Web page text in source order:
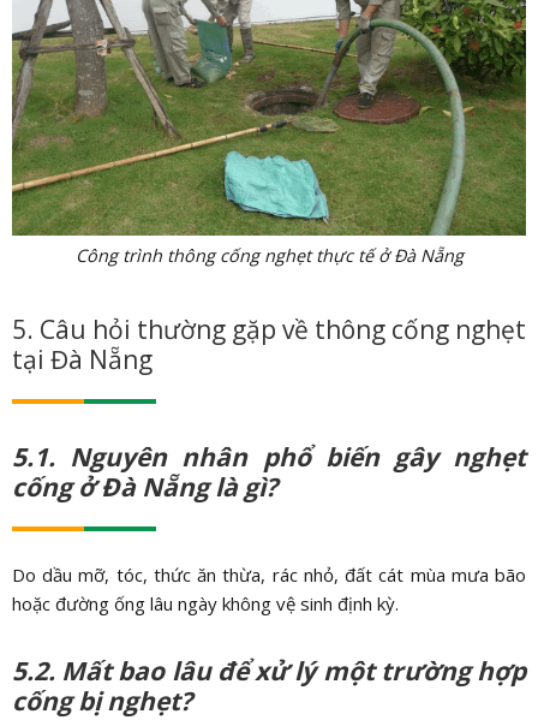
Công trình thông cống nghẹt thực tế ở Đà Nẵng
5. Câu hỏi thường gặp về thông cống nghẹt
tại Đà Nẵng
5.1. Nguyên nhân phổ biến gây nghẹt
cống ở Đà Nẵng là gì?
Do dầu mỡ, tóc, thức ăn thừa, rác nhỏ, đất cát mùa mưa bão
hoặc đường ống lâu ngày không vệ sinh định kỳ.
5.2. Mất bao lâu để xử lý một trường hợp
cống bị nghẹt?